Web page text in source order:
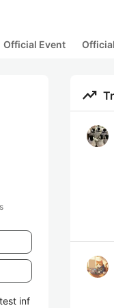
Official Event
inf
trending_up